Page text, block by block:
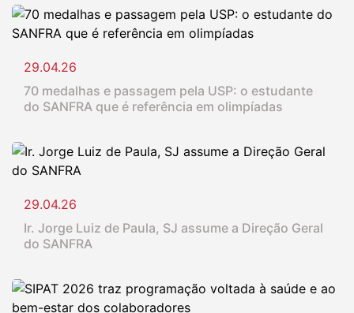
29.04.26
70 medalhas e passagem pela USP: o estudante
do SANFRA que é referência em olimpíadas
29.04.26
Ir. Jorge Luiz de Paula, SJ assume a Direção Geral
do SANFRA